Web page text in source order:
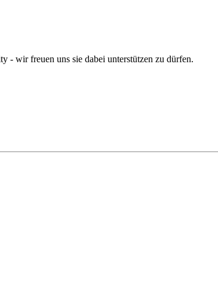
- wir freuen uns sie dabei unterstützen zu dürfen.